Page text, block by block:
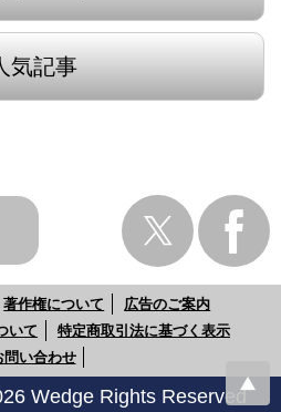
気記事
著作権について
広告のご案内
いて
特定商取引法に基づく表示
問い合わせ
Wedge Rights Reserved